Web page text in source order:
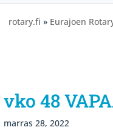
rotary.fi » Eurajoen
vko 48
marras 28, 2022